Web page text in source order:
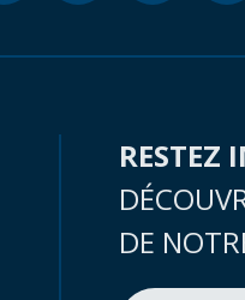
RESTEZ
DE